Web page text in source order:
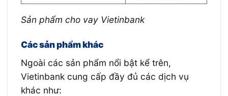
Sản phẩm cho vay Vietinbank
Các sản phẩm khác
Ngoài các sản phẩm nổi bật kể trên,
Vietinbank cung cấp đầy đủ các dịch vụ
khác như: